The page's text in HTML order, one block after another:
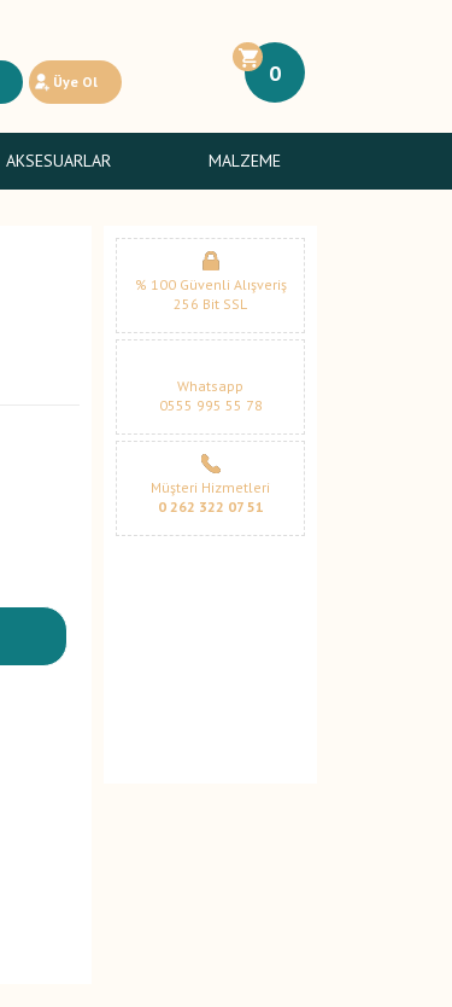
0
Üye Ol
AKSESUARLAR MALZEME
% 100 Güvenli Alışveriş
256 Bit SSL
Whatsapp
0555 995 55 78
Müşteri Hizmetleri
0 262 322 07 51